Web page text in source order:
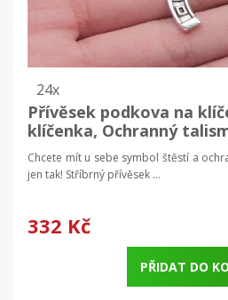
24x
Přívěsek podkova na
klíčenka, Ochranný
Chcete mít u sebe symbol štěstí a
jen tak! Stříbrný přívěsek ...
332 Kč
PŘIDAT DO